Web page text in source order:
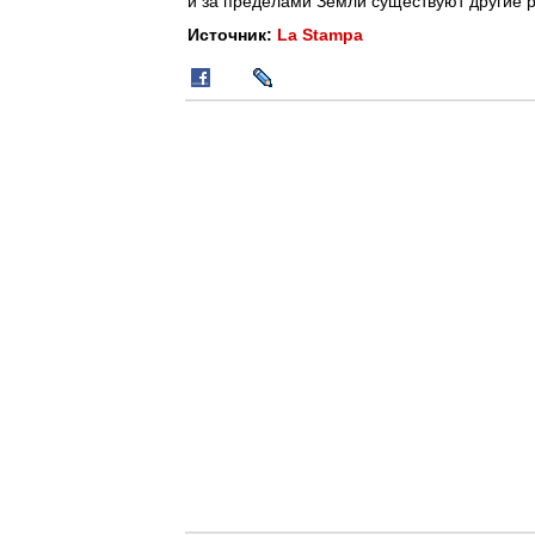
Источник: La Stampa